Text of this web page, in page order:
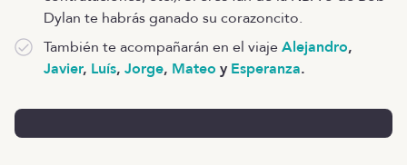
Dylan te habrás ganado su corazoncito.
También te acompañarán en el viajeAlejandro,
Javier, Luís, Jorge, Mateo y Esperanza.